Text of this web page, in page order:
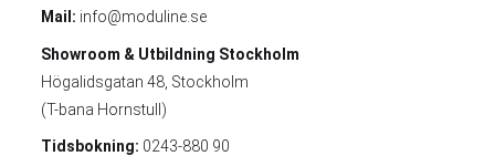
Mail: info@moduline.se
Showroom & Utbildning Stockholm
Högalidsgatan 48, Stockholm
(T-bana Hornstull)
Tidsbokning: 0243-880 90